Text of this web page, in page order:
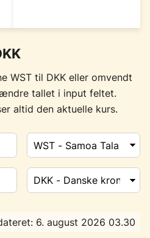
WST til DKK eller omvendt
tallet i input feltet.
altid den aktuelle kurs.
6. august 2026 03.30